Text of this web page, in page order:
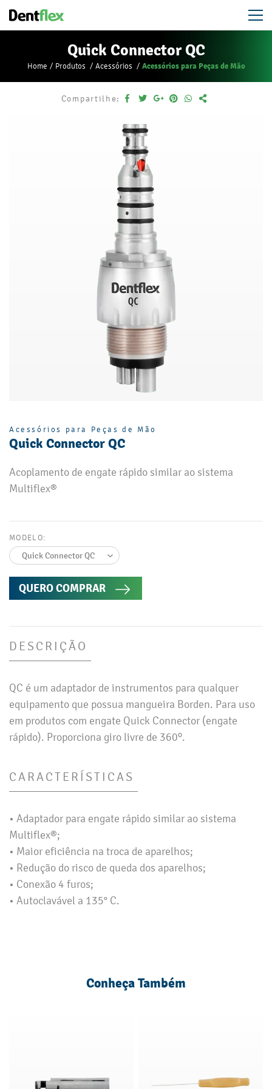
Quick Connector QC
Home Produtos Acessórios Acessórios para Peças de Mão
Compartilhe:
Acessórios para Peças de Mão
Quick Connector QC
Acoplamento de engate rápido similar ao sistema
Multiflex®
MODELO:
QUERO COMPRAR
DESCRIÇÃO
QC é um adaptador de instrumentos para qualquer
equipamento que possua mangueira Borden. Para uso
em produtos com engate Quick Connector (engate
rápido). Proporciona giro livre de 360º.
CARACTERÍSTICAS
• Adaptador para engate rápido similar ao sistema
Multiflex®;
• Maior eficiência na troca de aparelhos;
• Redução do risco de queda dos aparelhos;
• Conexão 4 furos;
• Autoclavável a 135° C.
Conheça Também